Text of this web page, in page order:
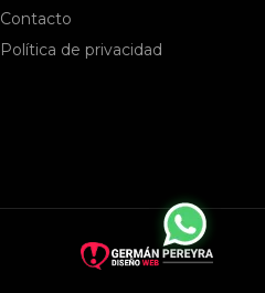
Contacto
Política de privacidad